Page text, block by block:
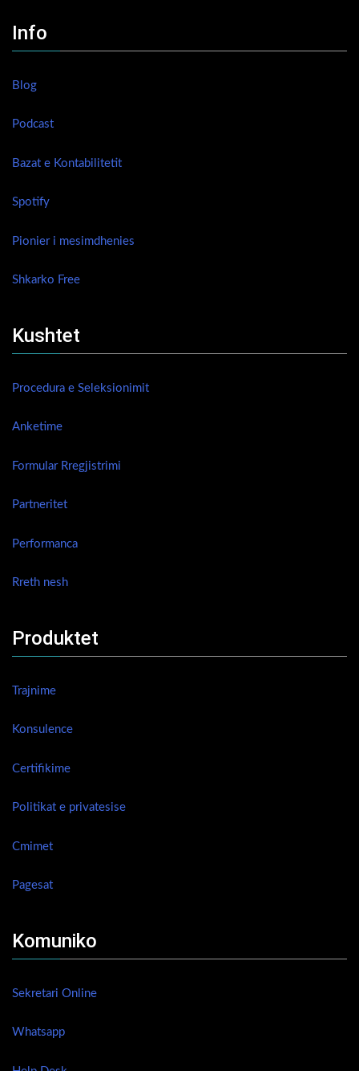
Info
Blog
Podcast
Bazat e Kontabilitetit
Spotify
Pionier i mesimdhenies
Shkarko Free
Kushtet
Procedura e Seleksionimit
Anketime
Formular Rregjistrimi
Partneritet
Performanca
Rreth nesh
Produktet
Trajnime
Konsulence
Certifikime
Politikat e privatesise
Cmimet
Pagesat
Komuniko
Sekretari Online
Whatsapp